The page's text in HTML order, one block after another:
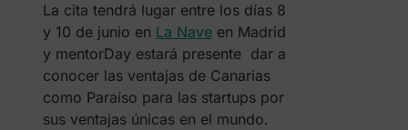
La cita tendrá lugar entre los días 8
y 10 de junio en La Naveen Madrid
y mentorDay estará presente dar a
conocer las ventajas de Canarias
como Paraíso para las startups por
sus ventajas únicas en el mundo.